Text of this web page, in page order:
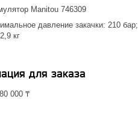
Manitou 746309
давление закачки: 210 бар;
кг
для заказа
000 ₸